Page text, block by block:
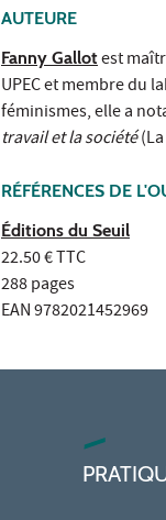
AUTEURE
Fanny Gallotest
UPEC et membre du
féminismes, elle a
travail et la société(La
RÉFÉRENCES DE
Éditions du Seuil
22.50 € TTC
288 pages
EAN 9782021452969